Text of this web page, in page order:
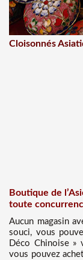
Cloisonnés
Boutique de
toute
Aucun magasin
souci, vous
Déco Chinoise »
vous pouvez